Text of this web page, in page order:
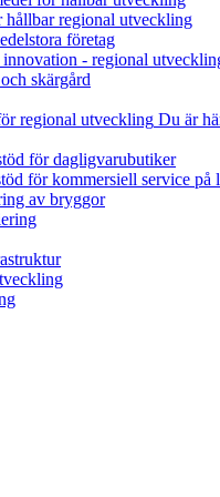
regional utveckling
företag
- regional
skärgård
regional utveckling Du är
för dagligvarubutiker
för kommersiell service på
av bryggor